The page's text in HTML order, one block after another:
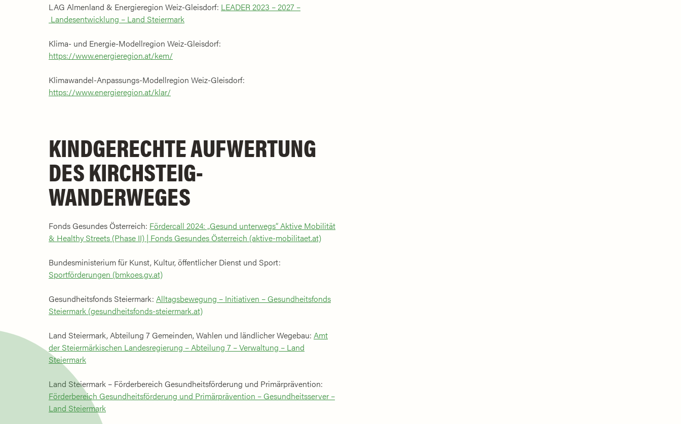
LAG Almenland & Energieregion Weiz-Gleisdorf: LEADER 2023 – 2027 –
Landesentwicklung – Land Steiermark
Klima- und Energie-Modellregion Weiz-Gleisdorf:
https://www.energieregion.at/kem/
Klimawandel-Anpassungs-Modellregion Weiz-Gleisdorf:
https://www.energieregion.at/klar/
KINDGERECHTE AUFWERTUNG
DES KIRCHSTEIG-
WANDERWEGES
Fonds Gesundes Österreich: Fördercall 2024: „Gesund unterwegs“ Aktive Mobilität
& Healthy Streets (Phase II) | Fonds Gesundes Österreich (aktive-mobilitaet.at)
Bundesministerium für Kunst, Kultur, öffentlicher Dienst und Sport:
Sportförderungen (bmkoes.gv.at)
Gesundheitsfonds Steiermark: Alltagsbewegung – Initiativen – Gesundheitsfonds
Steiermark (gesundheitsfonds-steiermark.at)
Land Steiermark, Abteilung 7 Gemeinden, Wahlen und ländlicher Wegebau: Amt
der Steiermärkischen Landesregierung – Abteilung 7 – Verwaltung – Land
Steiermark
Land Steiermark – Förderbereich Gesundheitsförderung und Primärprävention:
Förderbereich Gesundheitsförderung und Primärprävention – Gesundheitsserver –
Land Steiermark